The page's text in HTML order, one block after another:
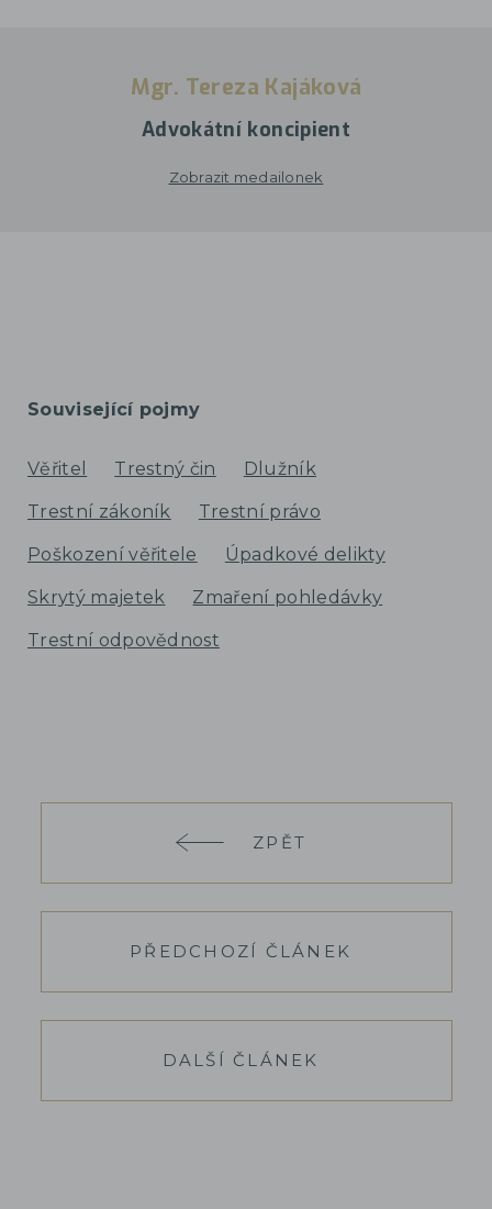
Mgr. Tereza Kajáková
Advokátní koncipient
Zobrazit medailonek
Související pojmy
Věřitel Trestný čin Dlužník
Trestní zákoník Trestní právo
Poškození věřitele Úpadkové delikty
Skrytý majetek Zmaření pohledávky
Trestní odpovědnost
ZPĚT
PŘEDCHOZÍ ČLÁNEK
DALŠÍ ČLÁNEK